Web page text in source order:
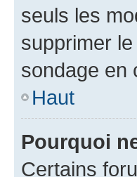
seuls les
supprimer
sondage en
Haut
Pourquoi
Certains